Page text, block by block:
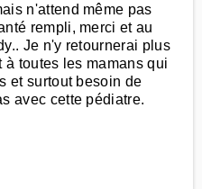
n'attend même pas
rempli, merci et au
Je n'y retournerai plus
toutes les mamans qui
et surtout besoin de
avec cette pédiatre.